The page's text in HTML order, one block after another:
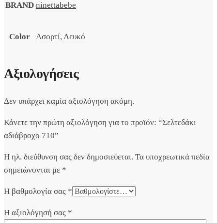
BRAND ninettabebe
Color Ασορτί, Λευκό
Αξιολογήσεις
Δεν υπάρχει καμία αξιολόγηση ακόμη.
Κάνετε την πρώτη αξιολόγηση για το προϊόν: “Σελτεδάκι
αδιάβροχο 710”
Η ηλ. διεύθυνση σας δεν δημοσιεύεται. Τα υποχρεωτικά πεδία
σημειώνονται με *
Η βαθμολογία σας *
Η αξιολόγησή σας *